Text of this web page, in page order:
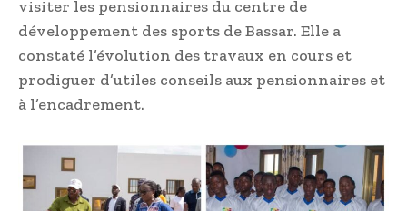
visiter les pensionnaires du centre de
développement des sports de Bassar. Elle a
constaté l’évolution des travaux en cours et
prodiguer d’utiles conseils aux pensionnaires et
à l’encadrement.